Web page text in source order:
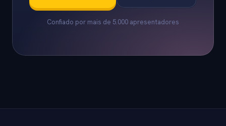
Confiado por mais de 5.000 apresentadores